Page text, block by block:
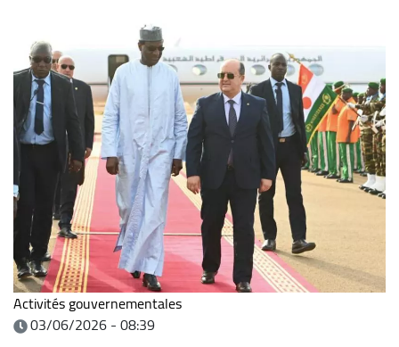
Activités gouvernementales
03/06/2026 - 08:39